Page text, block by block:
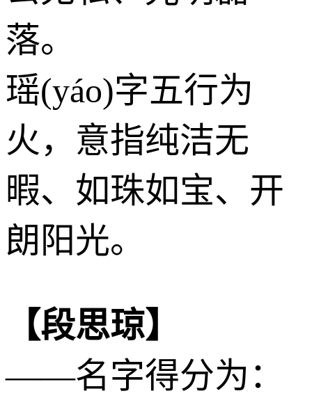
落。
瑶(yáo)字五行为
火 ，意指纯洁无
暇、如珠如宝、开
朗阳光。
【段思琼】
——名字得分为：